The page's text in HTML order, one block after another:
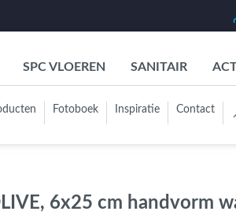
SPC VLOEREN SANITAIR
Grijs - Antraciet - Zwart
Fotoboek Inspiratie Contact
6x25 cm handvorm